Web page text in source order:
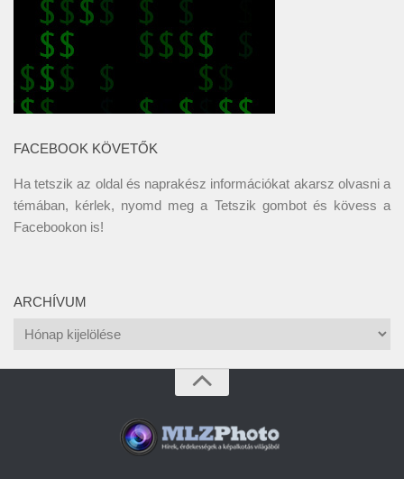
FACEBOOK KÖVETŐK
Ha tetszik az oldal és naprakész információkat akarsz olvasni a
témában, kérlek, nyomd meg a Tetszik gombot és kövess a
Facebookon is!
ARCHÍVUM
Archívum